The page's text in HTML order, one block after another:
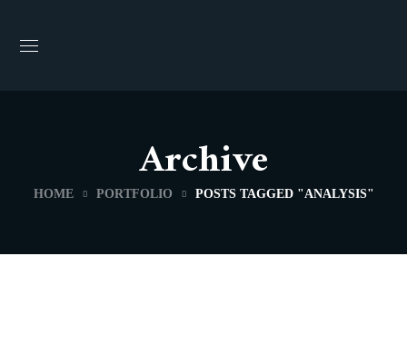
Archive
HOME PORTFOLIO POSTS TAGGED "ANALYSIS"